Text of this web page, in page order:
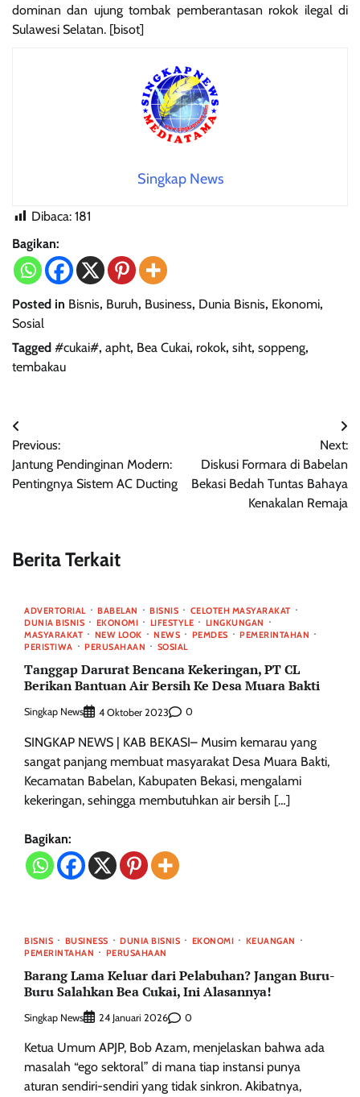
dominan dan ujung tombak pemberantasan rokok ilegal di
Sulawesi Selatan. [bisot]
Singkap News
Dibaca: 181
Bagikan:
Posted in Bisnis, Buruh, Business, Dunia Bisnis, Ekonomi,
Sosial
Tagged #cukai#, apht, Bea Cukai, rokok, siht, soppeng,
tembakau
Navigasi
pos
Previous:
Jantung Pendinginan Modern:
Pentingnya Sistem AC Ducting
Next:
Diskusi Formara di Babelan
Bekasi Bedah Tuntas Bahaya
Kenakalan Remaja
Berita Terkait
ADVERTORIAL BABELAN BISNIS
CELOTEH MASYARAKAT
DUNIA BISNIS
EKONOMI LIFESTYLE
LINGKUNGAN
MASYARAKAT
NEW LOOK NEWS PEMDES
PEMERINTAHAN
PERISTIWA
PERUSAHAAN SOSIAL
Tanggap Darurat Bencana Kekeringan, PT CL
Berikan Bantuan Air Bersih Ke Desa Muara Bakti
Singkap News 4 Oktober 2023 0
SINGKAP NEWS | KAB BEKASI– Musim kemarau yang
sangat panjang membuat masyarakat Desa Muara Bakti,
Kecamatan Babelan, Kabupaten Bekasi, mengalami
kekeringan, sehingga membutuhkan air bersih […]
Bagikan:
BISNIS BUSINESS DUNIA BISNIS EKONOMI
KEUANGAN
PEMERINTAHAN
PERUSAHAAN
Barang Lama Keluar dari Pelabuhan? Jangan Buru-
Buru Salahkan Bea Cukai, Ini Alasannya!
Singkap News 24 Januari 2026 0
Ketua Umum APJP, Bob Azam, menjelaskan bahwa ada
masalah “ego sektoral” di mana tiap instansi punya
aturan sendiri-sendiri yang tidak sinkron. Akibatnya,